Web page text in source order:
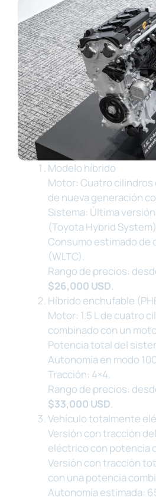
Modelo híbrido
Motor: Cuatro cilindros
de nueva generación
Sistema: Última
(Toyota Hybrid
Consumo estimado de
(WLTC).
Rango de precios:
$26,000 USD.
Híbrido enchufable
Motor: 1.5 L de cuatro
combinado con un
Potencia total del
Autonomía en modo
Tracción: 4×4.
Rango de precios:
$33,000 USD.
Vehículo totalmente
Versión con tracción
eléctrico con potencia
Versión con tracción
con una potencia
Autonomía estimada: